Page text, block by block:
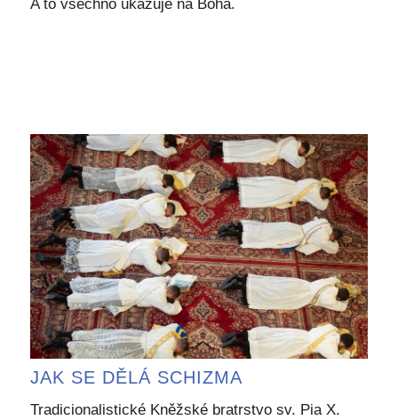
A to všechno ukazuje na Boha.
JAK SE DĚLÁ SCHIZMA
Tradicionalistické Kněžské bratrstvo sv. Pia X.